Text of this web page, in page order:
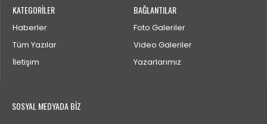
KATEGORİLER
Haberler
Tüm Yazılar
İletişim
BAĞLANTILAR
Foto Galeriler
Video Galeriler
Yazarlarımız
SOSYAL MEDYADA BİZ